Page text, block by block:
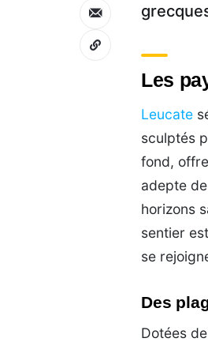
Les
Leucate
sculptés
fond,
adepte
horizons
sentier
se
Des
Dotées